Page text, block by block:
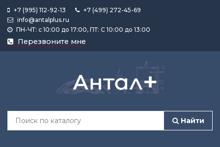
+7 (995) 112-92-13
+7 (499) 272-45-69
info@antalplus.ru
ПН-ЧТ: с 10:00 до 17:00, ПТ: С 10:00 до 13:00
Перезвоните мне
Найти
Каталог
продукции
Лента